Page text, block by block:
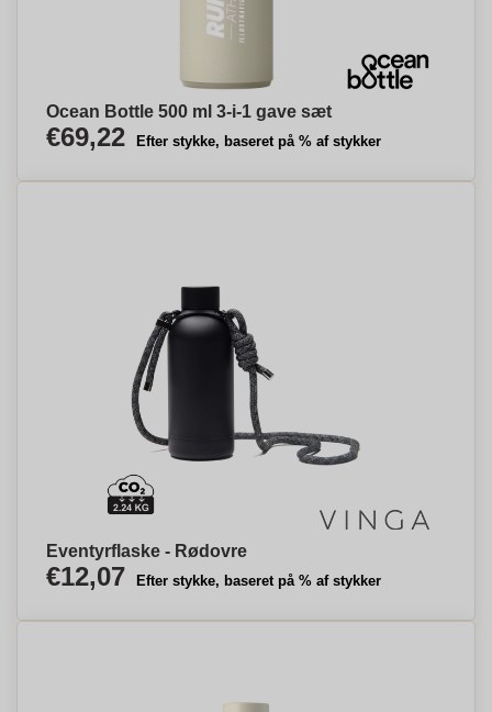
Ocean Bottle 500 ml 3-i-1 gave sæt
€69,22 Efter stykke, baseret på % af stykker
Eventyrflaske - Rødovre
€12,07 Efter stykke, baseret på % af stykker